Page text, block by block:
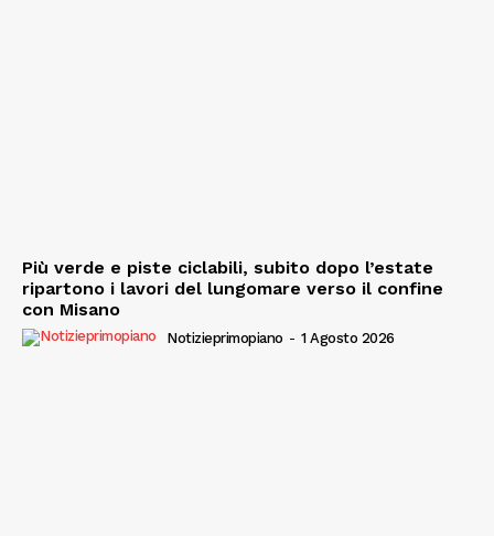
Più verde e piste ciclabili, subito dopo l’estate
ripartono i lavori del lungomare verso il confine
con Misano
Notizieprimopiano - 1 Agosto 2026